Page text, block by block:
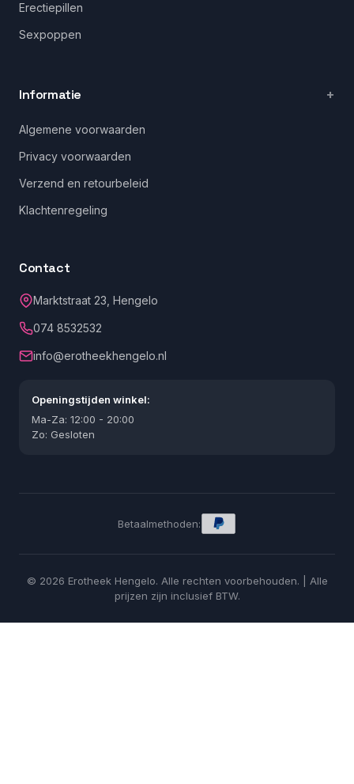
Erectiepillen
Sexpoppen
Informatie
Algemene voorwaarden
Privacy voorwaarden
Verzend en retourbeleid
Klachtenregeling
Contact
Marktstraat 23, Hengelo
074 8532532
info@erotheekhengelo.nl
Openingstijden winkel:
Ma-Za: 12:00 - 20:00
Zo: Gesloten
Betaalmethoden:
© 2026 Erotheek Hengelo. Alle rechten voorbehouden. | Alle
prijzen zijn inclusief BTW.